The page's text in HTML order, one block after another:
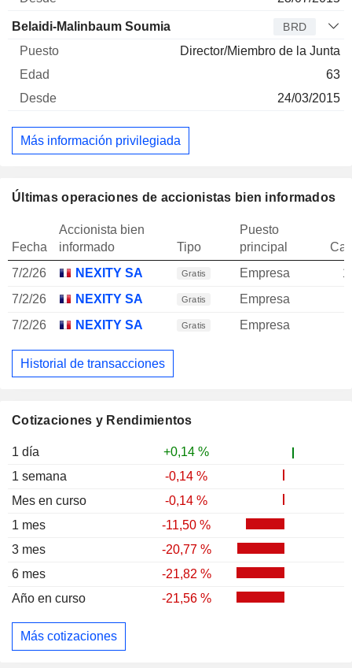
Cotizaciones y Rendimientos
1 día
+0,14 %
1 semana
-0,14 %
Mes en curso
-0,14 %
1 mes
-11,50 %
3 mes
-20,77 %
6 mes
-21,82 %
Año en curso
-21,56 %
Más cotizaciones
Belaidi-Malinbaum Soumia BRD
Director/Miembro de la Junta
63
24/03/2015
Más información privilegiada
Últimas operaciones de accionistas bien informados
Fecha
Accionista bien
informado
Tipo
Puesto
principal
7/2/26
NEXITY SA Gratis Empresa
7/2/26
NEXITY SA Gratis Empresa
7/2/26
NEXITY SA Gratis Empresa
Historial de transacciones